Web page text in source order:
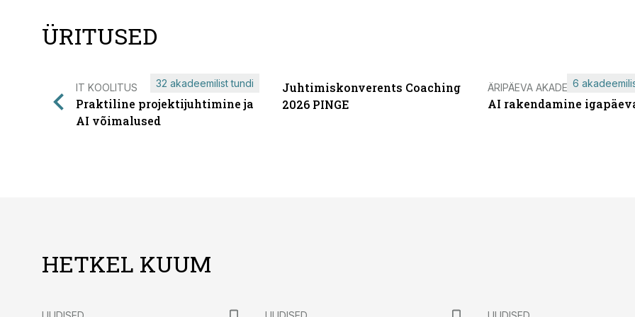
ÜRITUSED
IT KOOLITUS
Praktiline projektijuhtimine ja
AI võimalused
32 akadeemilist tundi
Juhtimiskonverents Coaching
2026 PINGE
ÄRIPÄEVA AKADEEMIA
AI rakendamine
6
HETKEL KUUM